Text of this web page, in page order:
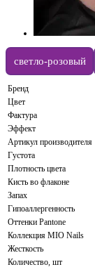
светло-розовый
Бренд
Цвет
Фактура
Эффект
Артикул производителя
Густота
Плотность цвета
Кисть во флаконе
Запах
Гипоаллергенность
Оттенки Pantone
Коллекция MIO Nails
Жесткость
Количество, шт